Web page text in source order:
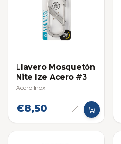
Llavero Mosquetón
Nite Ize Acero #3
Acero Inox
€8,50